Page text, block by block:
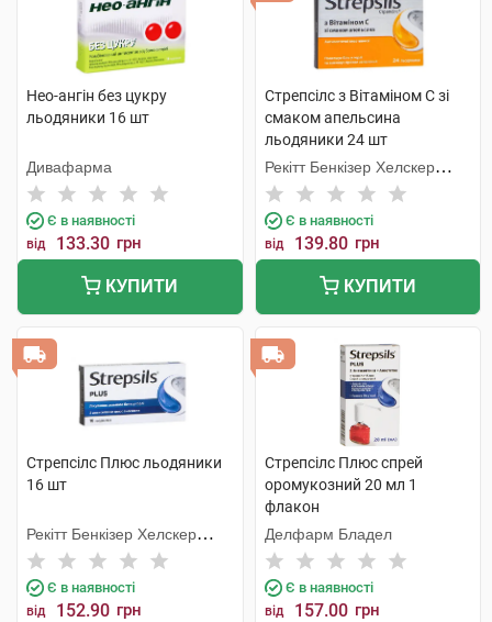
Нео-ангін без цукру
льодяники 16 шт
Дивафарма
Є в наявності
від 133.30 грн
КУПИТИ
Стрепсілс з Вітаміном C зі
смаком апельсина
льодяники 24 шт
Рекітт Бенкізер Хелскер
Інтернешнл
Є в наявності
від 139.80 грн
КУПИТИ
Стрепсілс Плюс льодяники
16 шт
Рекітт Бенкізер Хелскер
Інтернешнл
Є в наявності
від 152.90 грн
Стрепсілс Плюс спрей
оромукозний 20 мл 1
флакон
Делфарм Бладел
Є в наявності
від 157.00 грн